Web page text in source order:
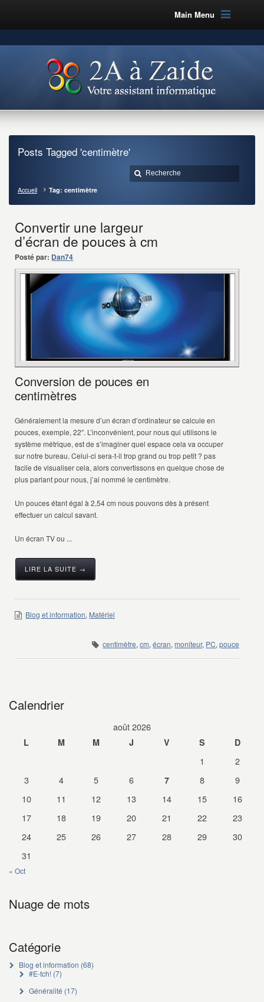
Main Menu
Posts Tagged 'centimètre'
Accueil Tag: centimètre
Convertir une largeur
d’écran de pouces à cm
Posté par: Dan74
Conversion de pouces en
centimètres
Généralement la mesure d’un écran d’ordinateur se calcule en
pouces, exemple, 22″. L’inconvénient, pour nous qui utilisons le
système métrique, est de s’imaginer quel espace cela va occuper
sur notre bureau. Celui-ci sera-t-il trop grand ou trop petit ? pas
facile de visualiser cela, alors convertissons en quelque chose de
plus parlant pour nous, j’ai nommé le centimètre.
Un pouces étant égal à 2,54 cm nous pouvons dès à présent
effectuer un calcul savant.
Un écran TV ou ...
LIRE LA SUITE →
Blog et information, Matériel
centimètre,cm,écran,moniteur, PC,pouce
Calendrier
août 2026
L M M J V S D
1
2
3
4 5 6 7 8
9
10
11 12 13 14 15
16
17
18 19 20 21 22
23
24
25 26 27 28 29
30
31
« Oct
Nuage de mots
Catégorie
Blog et information (68)
#E-tch!(7)
Généralité (17)